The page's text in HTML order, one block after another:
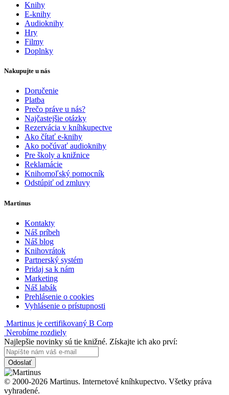
Knihy
E-knihy
Audioknihy
Hry
Filmy
Doplnky
Nakupujte u nás
Doručenie
Platba
Prečo práve u nás?
Najčastejšie otázky
Rezervácia v kníhkupectve
Ako čítať e-knihy
Ako počúvať audioknihy
Pre školy a knižnice
Reklamácie
Knihomoľský pomocník
Odstúpiť od zmluvy
Martinus
Kontakty
Náš príbeh
Náš blog
Knihovrátok
Partnerský systém
Pridaj sa k nám
Marketing
Náš labák
Prehlásenie o cookies
Vyhlásenie o prístupnosti
Martinus je certifikovaný B Corp
Nerobíme rozdiely
Najlepšie novinky sú tie knižné. Získajte ich ako prví:
Odoslať
© 2000-2026 Martinus. Internetové kníhkupectvo. Všetky práva
vyhradené.